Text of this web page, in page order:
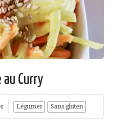
au Curry
Légumes Sans gluten